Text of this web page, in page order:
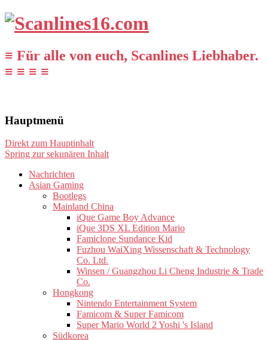
≡ Für alle von euch, Scanlines Liebhaber.
≡ ≡ ≡ ≡
Hauptmenü
Direkt zum Hauptinhalt
Spring zur sekunären Inhalt
Nachrichten
Asian Gaming
Bootlegs
Mainland China
iQue Game Boy Advance
iQue 3DS XL Edition Mario
Famiclone Sundance Kid
Fuzhou WaiXing Wissenschaft & Technology
Co. Ltd.
Winsen / Guangzhou Li Cheng Industrie & Trade
Co.
Hongkong
Nintendo Entertainment System
Famicom & Super Famicom
Super Mario World 2 Yoshi 's Island
Südkorea